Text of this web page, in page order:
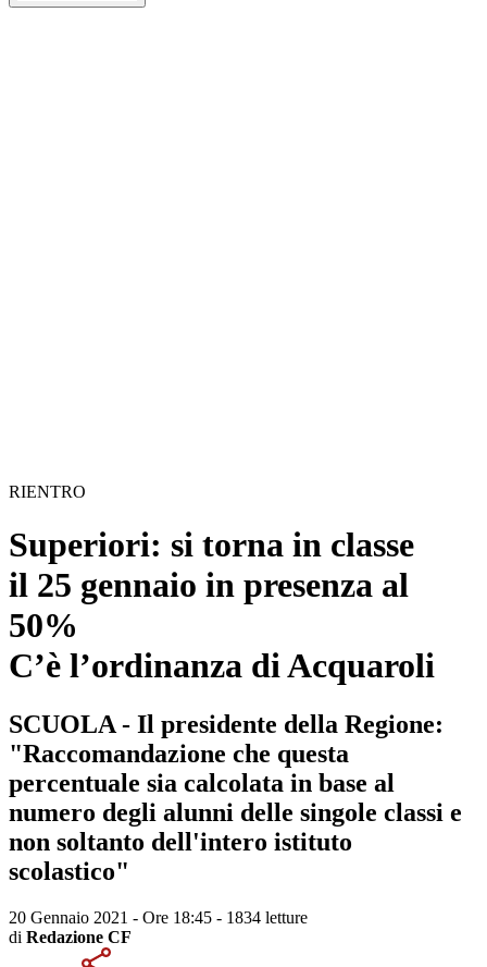
RIENTRO
Superiori: si torna in classe
il 25 gennaio in presenza al
50%
C’è l’ordinanza di Acquaroli
SCUOLA - Il presidente della Regione:
"Raccomandazione che questa
percentuale sia calcolata in base al
numero degli alunni delle singole classi e
non soltanto dell'intero istituto
scolastico"
20 Gennaio 2021 - Ore 18:45 - 1834 letture
di Redazione CF